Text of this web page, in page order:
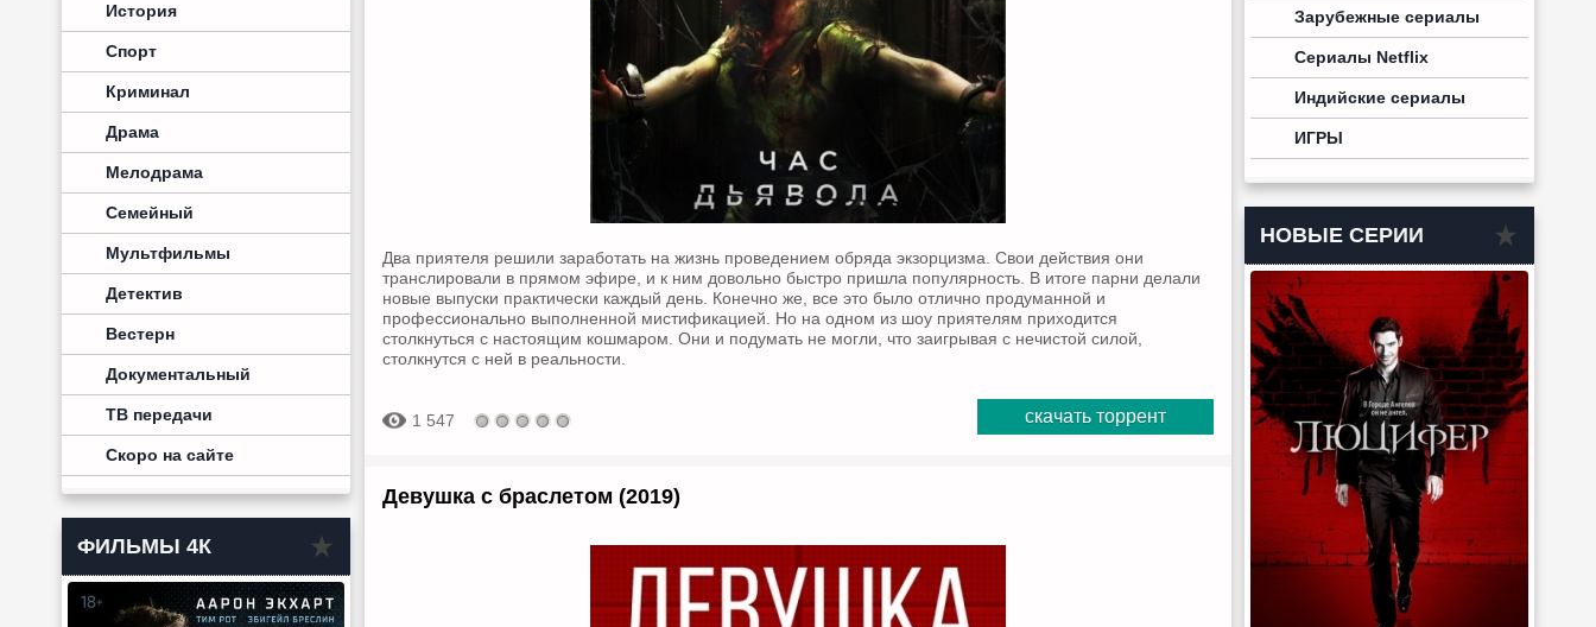
История
Спорт
Криминал
Драма
Мелодрама
Семейный
Мультфильмы
Детектив
Вестерн
Документальный
ТВ передачи
Скоро на сайте
ФИЛЬМЫ 4К
Два приятеля решили заработать на жизнь проведением обряда экзорцизма. Свои действия они
транслировали в прямом эфире, и к ним довольно быстро пришла популярность. В итоге парни делали
новые выпуски практически каждый день. Конечно же, все это было отлично продуманной и
профессионально выполненной мистификацией. Но на одном из шоу приятелям приходится
столкнуться с настоящим кошмаром. Они и подумать не могли, что заигрывая с нечистой силой,
столкнутся с ней в реальности.
1 547 скачать торрент
Девушка с браслетом (2019)
Зарубежные сериалы
Сериалы Netflix
Индийские сериалы
ИГРЫ
НОВЫЕ СЕРИИ